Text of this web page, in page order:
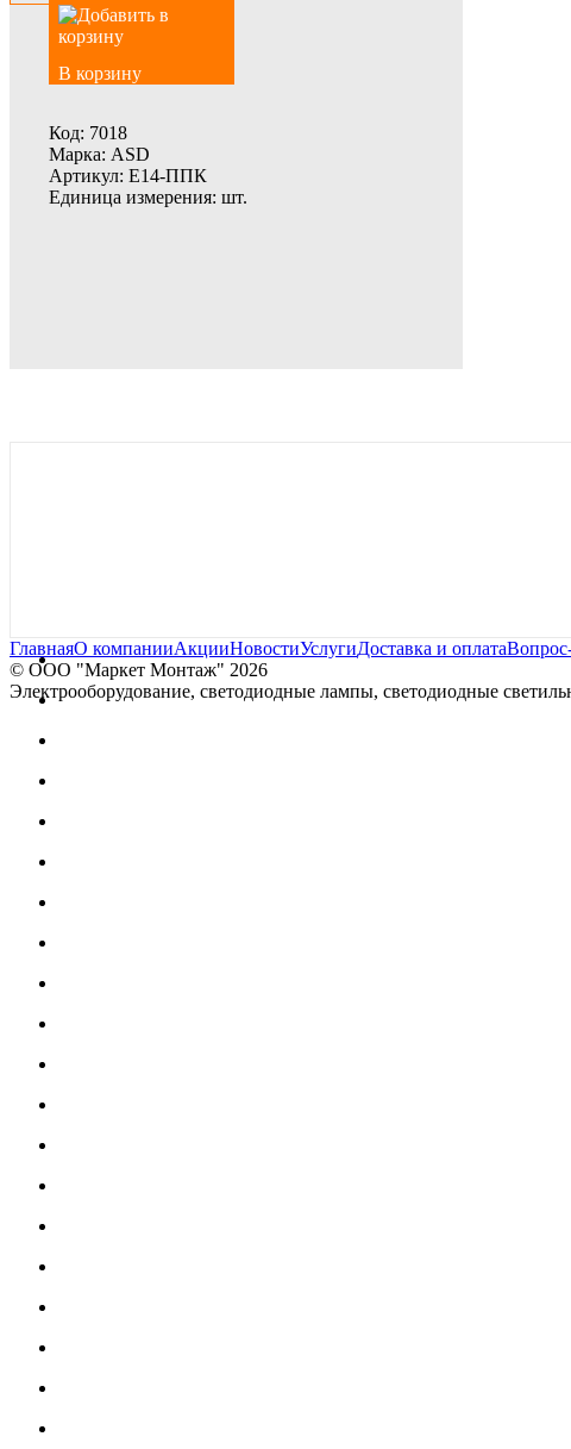
В корзину
Код: 7018
Марка: ASD
Артикул: Е14-ППК
Единица измерения: шт.
ГлавнаяО компанииАкцииНовостиУслугиДоставка и оплата
© OOO "Маркет Монтаж" 2026
Электрооборудование, светодиодные лампы, светодиодные